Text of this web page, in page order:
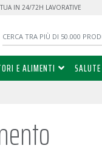
IN 24/72H LAVORATIVE
E ALIMENTI